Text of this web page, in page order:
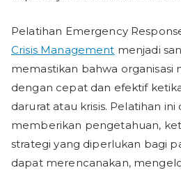
Pelatihan Emergency
Crisis Management menjadi
memastikan bahwa organisasi
dengan cepat dan efektif
darurat atau krisis. Pelatihan
memberikan pengetahuan,
strategi yang diperlukan bagi
dapat merencanakan,